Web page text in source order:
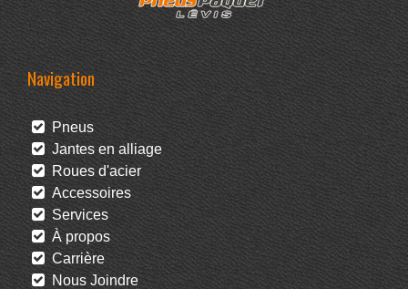
Navigation
Pneus
Jantes en alliage
Roues d'acier
Accessoires
Services
À propos
Carrière
Nous Joindre